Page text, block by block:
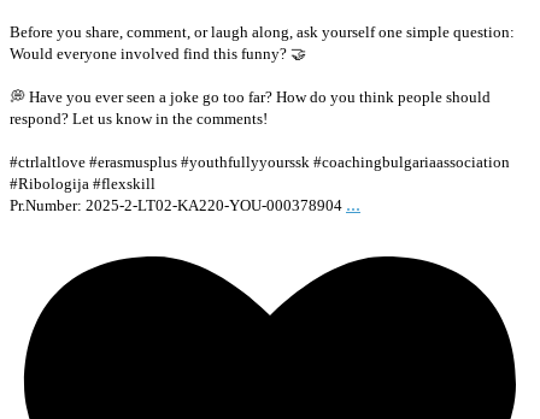
Before you share, comment, or laugh along, ask yourself one simple question:
Would everyone involved find this funny? 🤝
💭 Have you ever seen a joke go too far? How do you think people should
respond? Let us know in the comments!
#ctrlaltlove #erasmusplus #youthfullyyourssk #coachingbulgariaassociation
#Ribologija #flexskill
Pr.Number: 2025-2-LT02-KA220-YOU-000378904 ...